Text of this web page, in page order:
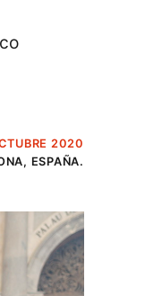
2020
ESPAÑA.